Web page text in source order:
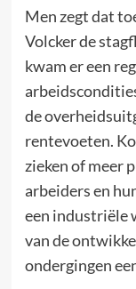
Men zegt dat
Volcker de
kwam er een
de
rentevoeten.
zieken of meer
arbeiders en
een industriële
van de
ondergingen